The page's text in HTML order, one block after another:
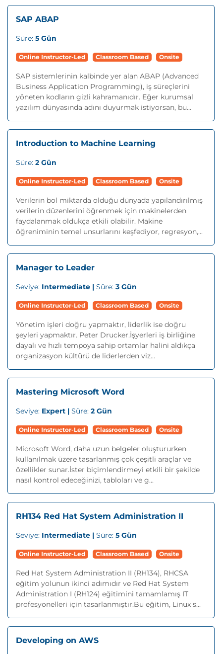
SAP ABAP
Süre: 5 Gün
Online Instructor-Led Classroom Based Onsite
SAP sistemlerinin kalbinde yer alan ABAP (Advanced
Business Application Programming), iş süreçlerini
yöneten kodların gizli kahramanıdır. Eğer kurumsal
yazılım dünyasında adını duyurmak istiyorsan, bu...
Introduction to Machine Learning
Süre: 2 Gün
Online Instructor-Led Classroom Based Onsite
Verilerin bol miktarda olduğu dünyada yapılandırılmış
verilerin düzenlerini öğrenmek için makinelerden
faydalanmak oldukça etkili olabilir. Makine
öğreniminin temel unsurlarını keşfediyor, regresyon,...
Manager to Leader
Seviye: Intermediate | Süre: 3 Gün
Online Instructor-Led Classroom Based Onsite
Yönetim işleri doğru yapmaktır, liderlik ise doğru
şeyleri yapmaktır. Peter Drucker.İşyerleri iş birliğine
dayalı ve hızlı tempoya sahip ortamlar halini aldıkça
organizasyon kültürü de liderlerden viz...
Mastering Microsoft Word
Seviye: Expert | Süre: 2 Gün
Online Instructor-Led Classroom Based Onsite
Microsoft Word, daha uzun belgeler oluştururken
kullanılmak üzere tasarlanmış çok çeşitli araçlar ve
özellikler sunar.İster biçimlendirmeyi etkili bir şekilde
nasıl kontrol edeceğinizi, tabloları ve g...
RH134 Red Hat System Administration II
Seviye: Intermediate | Süre: 5 Gün
Online Instructor-Led Classroom Based Onsite
Red Hat System Administration II (RH134), RHCSA
eğitim yolunun ikinci adımıdır ve Red Hat System
Administration I (RH124) eğitimini tamamlamış IT
profesyonelleri için tasarlanmıştır.Bu eğitim, Linux s...
Developing on AWS